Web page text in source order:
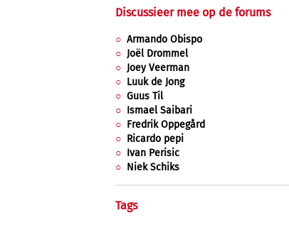
Discussieer mee op de forums
Armando Obispo
Joël Drommel
Joey Veerman
Luuk de Jong
Guus Til
Ismael Saibari
Fredrik Oppegård
Ricardo pepi
Ivan Perisic
Niek Schiks
Tags